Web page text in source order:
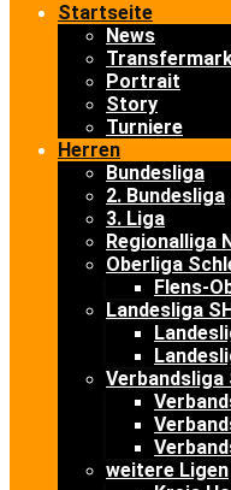
Startseite
News
Portrait
Story
Turniere
Herren
Bundesliga
2. Bundesliga
3. Liga
Regionalliga
Oberliga
Flens-
Landesliga
Verbandsliga
weitere Ligen